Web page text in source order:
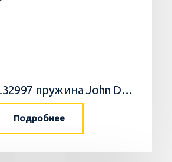
Пружина L32997 пружина John Deere
Подробнее